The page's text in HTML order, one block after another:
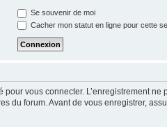
Se souvenir de moi
Cacher mon statut en ligne pour cette
pour vous connecter. L’enregistrement
du forum. Avant de vous enregistrer,